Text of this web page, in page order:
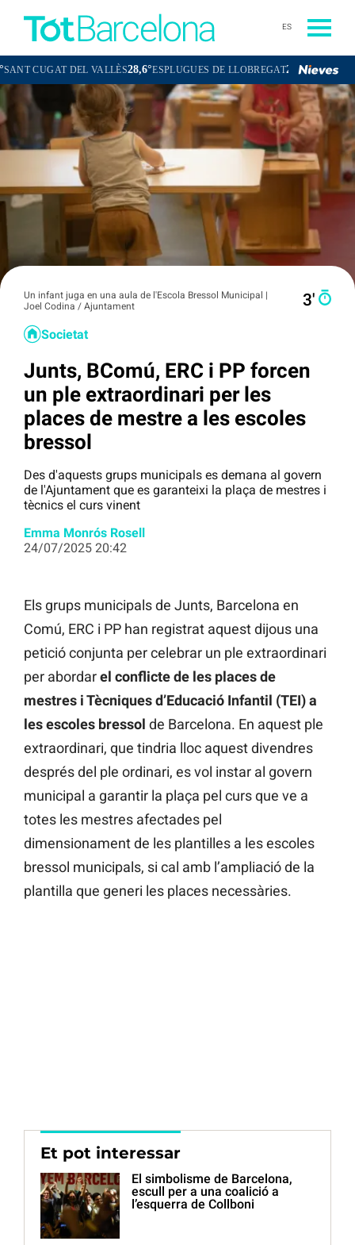
ES
DEL VALLÈS28,6°ESPLUGUES DE LLOBREGAT28,3°
Un infant juga en una aula de l'Escola Bressol Municipal |
Joel Codina / Ajuntament
3′
Societat
Junts, BComú, ERC i PP forcen
un ple extraordinari per les
places de mestre a les escoles
bressol
Des d'aquests grups municipals es demana al govern
de l'Ajuntament que es garanteixi la plaça de mestres i
tècnics el curs vinent
Emma Monrós Rosell
24/07/2025 20:42
Els grups municipals de Junts, Barcelona en
Comú, ERC i PP han registrat aquest dijous una
petició conjunta per celebrar un ple extraordinari
per abordarel conflicte de les places de
mestres i Tècniques d’Educació Infantil (TEI) a
les escoles bressol de Barcelona. En aquest ple
extraordinari, que tindria lloc aquest divendres
després del ple ordinari, es vol instar al govern
municipal a garantir la plaça pel curs que ve a
totes les mestres afectades pel
dimensionament de les plantilles a les escoles
bressol municipals, si cal amb l’ampliació de la
plantilla que generi les places necessàries.
Et pot interessar
El simbolisme de Barcelona,
escull per a una coalició a
l’esquerra de Collboni